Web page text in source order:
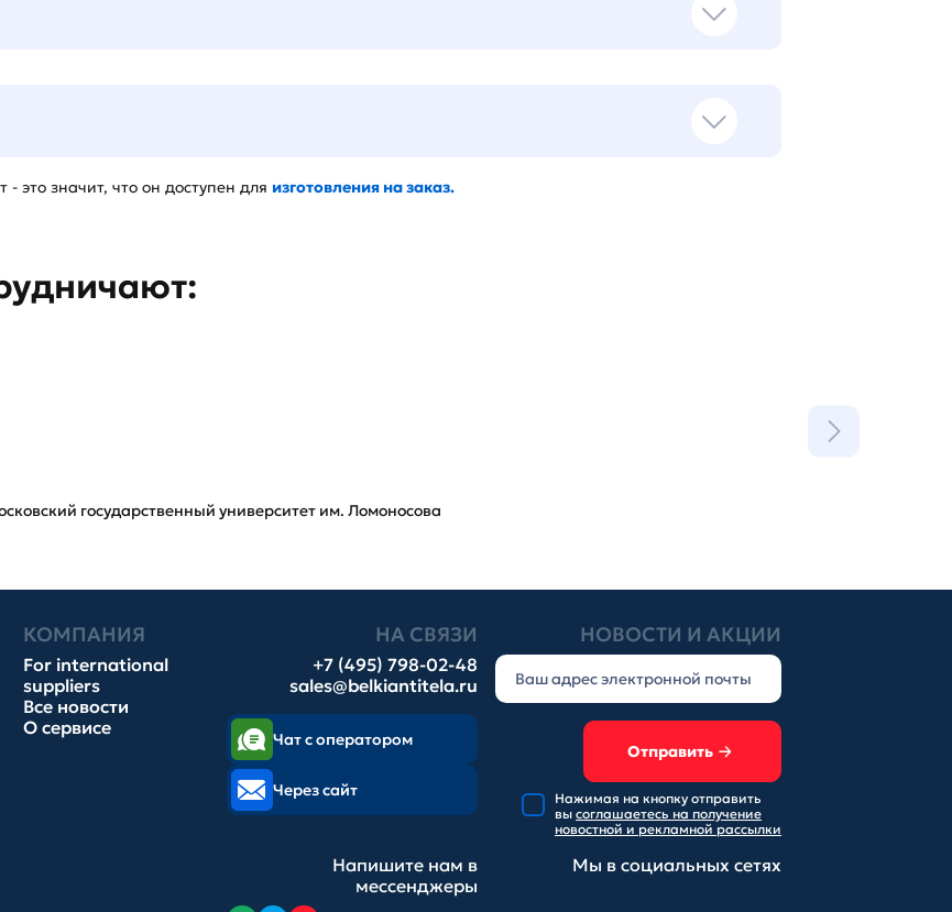
это значит, что он доступен для изготовления на заказ.
государственный университет им. Ломоносова
КОМПАНИЯ
For international
suppliers
Все новости
О сервисе
НА СВЯЗИ
+7 (495) 798-02-48
sales@belkiantitela.ru
НОВОСТИ И АКЦИИ
Отправить
Нажимая на кнопку отправить
вы соглашаетесь на получение
новостной и рекламной рассылки
Чат с оператором
Через сайт
Напишите нам в
мессенджеры
Мы в социальных сетях